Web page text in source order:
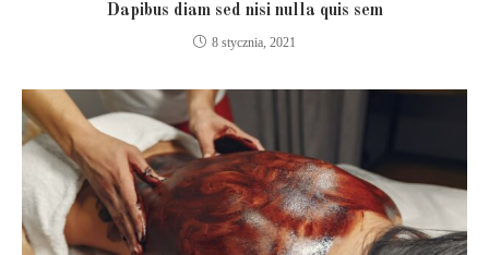
Dapibus diam sed nisi nulla quis sem
8 stycznia, 2021